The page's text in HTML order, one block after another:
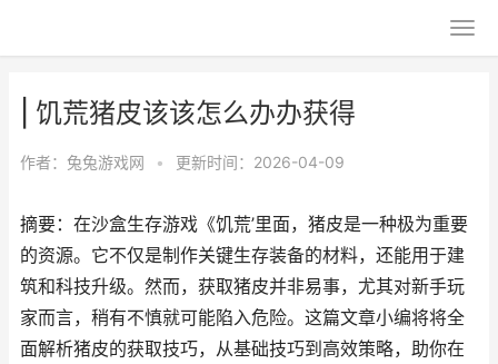
| 饥荒猪皮该该怎么办办获得
作者： 兔兔游戏网 • 更新时间：2026-04-09
摘要：在沙盒生存游戏《饥荒’里面，猪皮是一种极为重要
的资源。它不仅是制作关键生存装备的材料，还能用于建
筑和科技升级。然而，获取猪皮并非易事，尤其对新手玩
家而言，稍有不慎就可能陷入危险。这篇文章小编将将全
面解析猪皮的获取技巧，从基础技巧到高效策略，助你在